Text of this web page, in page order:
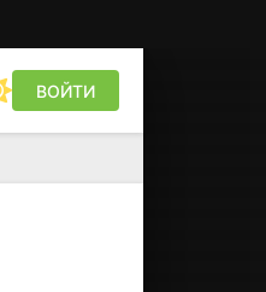
ВОЙТИ